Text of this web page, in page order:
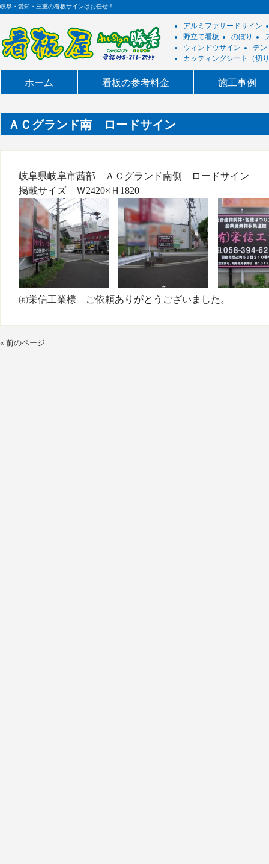
岐阜・愛知・三重の看板サインはお任せ！
アルミファサードサイン
野立て看板
のぼり
ウィンドウサイン
テン
カッティングシート（切
ホーム 看板の参考料金 施工事例
ＡＣグランド南 ロードサイン
岐阜県岐阜市茜部　ＡＣグランド南側　ロードサイン
㈲栄信工業様　ご依頼ありがとうございました。
« 前のページ